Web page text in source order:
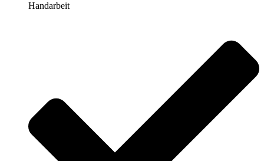
Handarbeit